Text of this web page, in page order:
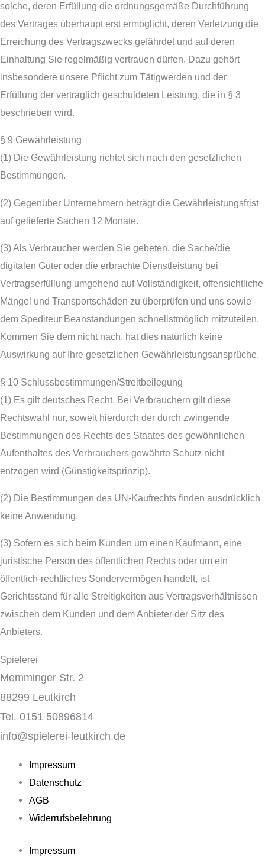
solche, deren Erfüllung die ordnungsgemäße Durchführung
des Vertrages überhaupt erst ermöglicht, deren Verletzung die
Erreichung des Vertragszwecks gefährdet und auf deren
Einhaltung Sie regelmäßig vertrauen dürfen. Dazu gehört
insbesondere unsere Pflicht zum Tätigwerden und der
Erfüllung der vertraglich geschuldeten Leistung, die in § 3
beschrieben wird.
§ 9 Gewährleistung
(1) Die Gewährleistung richtet sich nach den gesetzlichen
Bestimmungen.
(2) Gegenüber Unternehmern beträgt die Gewährleistungsfrist
auf gelieferte Sachen 12 Monate.
(3) Als Verbraucher werden Sie gebeten, die Sache/die
digitalen Güter oder die erbrachte Dienstleistung bei
Vertragserfüllung umgehend auf Vollständigkeit, offensichtliche
Mängel und Transportschäden zu überprüfen und uns sowie
dem Spediteur Beanstandungen schnellstmöglich mitzuteilen.
Kommen Sie dem nicht nach, hat dies natürlich keine
Auswirkung auf Ihre gesetzlichen Gewährleistungsansprüche.
§ 10 Schlussbestimmungen/Streitbeilegung
(1) Es gilt deutsches Recht. Bei Verbrauchern gilt diese
Rechtswahl nur, soweit hierdurch der durch zwingende
Bestimmungen des Rechts des Staates des gewöhnlichen
Aufenthaltes des Verbrauchers gewährte Schutz nicht
entzogen wird (Günstigkeitsprinzip).
(2) Die Bestimmungen des UN-Kaufrechts finden ausdrücklich
keine Anwendung.
(3) Sofern es sich beim Kunden um einen Kaufmann, eine
juristische Person des öffentlichen Rechts oder um ein
öffentlich-rechtliches Sondervermögen handelt, ist
Gerichtsstand für alle Streitigkeiten aus Vertragsverhältnissen
zwischen dem Kunden und dem Anbieter der Sitz des
Anbieters.
Spielerei
Memminger Str. 2
88299 Leutkirch
Tel. 0151 50896814
info@spielerei-leutkirch.de
Impressum
Datenschutz
AGB
Widerrufsbelehrung
Impressum